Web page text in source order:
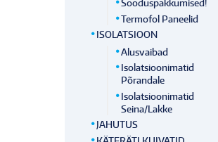
Sooduspakkumised!
Termofol Paneelid
ISOLATSIOON
Alusvaibad
Isolatsioonimatid
Põrandale
Isolatsioonimatid
Seina/lakke
JAHUTUS